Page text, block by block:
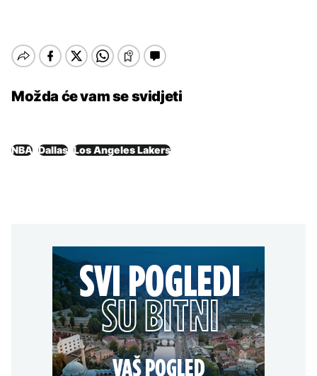
Možda će vam se svidjeti
NBA Dallas Los Angeles Lakers